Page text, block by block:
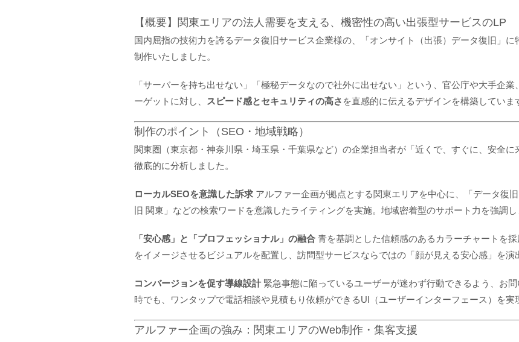
【概要】関東エリアの法人需要を支える、機密性の高い出張型サービスのLP
国内屈指の技術力を誇るデータ復旧サービス企業様の、「オンサイト（出張）データ復旧」
制作いたしました。
「サーバーを持ち出せない」「極秘データなので社外に出せない」という、官公庁や大手企
ーゲットに対し、
スピード感とセキュリティの高さ を直感的に伝えるデザインを構築していま
制作のポイント（SEO・地域戦略）
関東圏（東京都・神奈川県・埼玉県・千葉県など）の企業担当者が「近くで、すぐに、安全
徹底的に分析しました。
ローカルSEOを意識した訴求 アルファー企画が拠点とする関東エリアを中心に、「データ復
旧 関東」などの検索ワードを意識したライティングを実施。地域密着型のサポート力を強調し
「安心感」と「プロフェッショナル」の融合 青を基調とした信頼感のあるカラーチャートを
をイメージさせるビジュアルを配置し、訪問型サービスならではの「顔が見える安心感」を演
コンバージョンを促す導線設計緊急事態に陥っているユーザーが迷わず行動できるよう、お
時でも、ワンタップで電話相談や見積もり依頼ができるUI（ユーザーインターフェース）を実
アルファー企画の強み：関東エリアのWeb制作・集客支援